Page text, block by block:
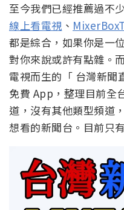
至今我們已經推薦過不
線上看電視 、
都是綜合，如果你是一
對你來說或許有點雜。
電視而生的「 台灣新聞
免費 App，整理目前全
道，沒有其他類型頻道
想看的新聞台。目前只